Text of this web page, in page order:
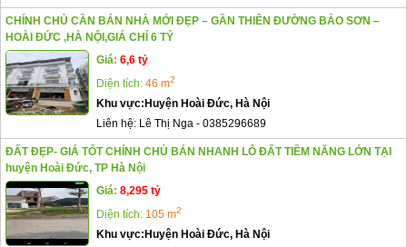
CHÍNH CHỦ CẦN BÁN NHÀ MỚI ĐẸP – GẦN THIÊN ĐƯỜNG BẢO SƠN –
HOÀI ĐỨC ,HÀ NỘI,GIÁ CHỈ 6 TỶ
Giá: 6,6 tỷ
Diện tích: 46 m2
Khu vực: Huyện Hoài Đức, Hà Nội
Liên hệ: Lê Thị Nga - 0385296689
ĐẤT ĐẸP- GIÁ TỐT CHÍNH CHỦ BÁN NHANH LÔ ĐẤT TIỀM NĂNG LỚN TẠI
huyện Hoài Đức, TP Hà Nội
Giá: 8,295 tỷ
Diện tích: 105 m2
Khu vực: Huyện Hoài Đức, Hà Nội